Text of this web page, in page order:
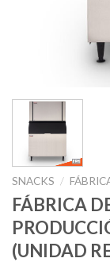
SNACKS /
FÁBRICA
(UNIDAD